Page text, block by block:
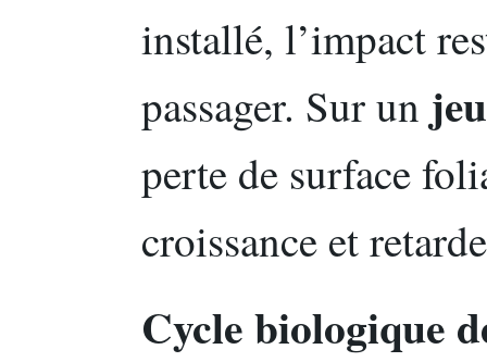
installé, l’impact
passager. Sur un
perte de surface
croissance et
Cycle biologique